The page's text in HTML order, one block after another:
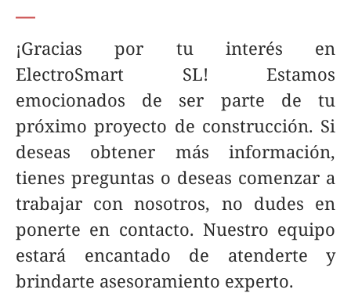
¡Gracias por tu interés en
ElectroSmart SL! Estamos
emocionados de ser parte de tu
próximo proyecto de construcción. Si
deseas obtener más información,
tienes preguntas o deseas comenzar a
trabajar con nosotros, no dudes en
ponerte en contacto. Nuestro equipo
estará encantado de atenderte y
brindarte asesoramiento experto.